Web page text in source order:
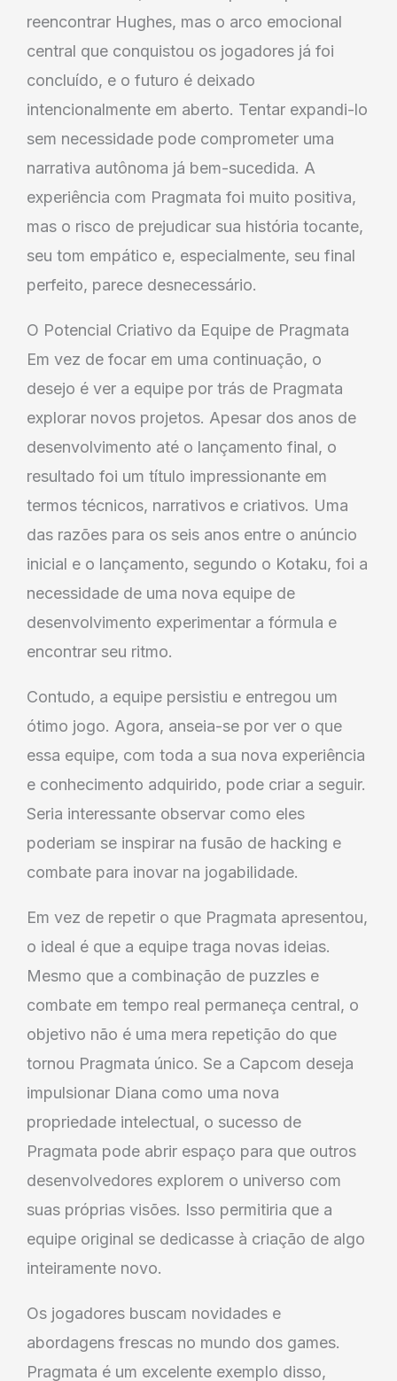
reencontrar Hughes, mas o arco emocional
central que conquistou os jogadores já foi
concluído, e o futuro é deixado
intencionalmente em aberto. Tentar expandi-lo
sem necessidade pode comprometer uma
narrativa autônoma já bem-sucedida. A
experiência com Pragmata foi muito positiva,
mas o risco de prejudicar sua história tocante,
seu tom empático e, especialmente, seu final
perfeito, parece desnecessário.
O Potencial Criativo da Equipe de Pragmata
Em vez de focar em uma continuação, o
desejo é ver a equipe por trás de Pragmata
explorar novos projetos. Apesar dos anos de
desenvolvimento até o lançamento final, o
resultado foi um título impressionante em
termos técnicos, narrativos e criativos. Uma
das razões para os seis anos entre o anúncio
inicial e o lançamento, segundo o Kotaku, foi a
necessidade de uma nova equipe de
desenvolvimento experimentar a fórmula e
encontrar seu ritmo.
Contudo, a equipe persistiu e entregou um
ótimo jogo. Agora, anseia-se por ver o que
essa equipe, com toda a sua nova experiência
e conhecimento adquirido, pode criar a seguir.
Seria interessante observar como eles
poderiam se inspirar na fusão de hacking e
combate para inovar na jogabilidade.
Em vez de repetir o que Pragmata apresentou,
o ideal é que a equipe traga novas ideias.
Mesmo que a combinação de puzzles e
combate em tempo real permaneça central, o
objetivo não é uma mera repetição do que
tornou Pragmata único. Se a Capcom deseja
impulsionar Diana como uma nova
propriedade intelectual, o sucesso de
Pragmata pode abrir espaço para que outros
desenvolvedores explorem o universo com
suas próprias visões. Isso permitiria que a
equipe original se dedicasse à criação de algo
inteiramente novo.
Os jogadores buscam novidades e
abordagens frescas no mundo dos games.
Pragmata é um excelente exemplo disso,